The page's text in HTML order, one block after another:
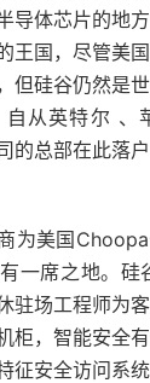
导体芯片的地
王国，尽管美
但硅谷仍然是
从英特尔 、
的总部在此落
为美国
一席之地。硅
驻场工程师为
柜，智能安全
征安全访问系